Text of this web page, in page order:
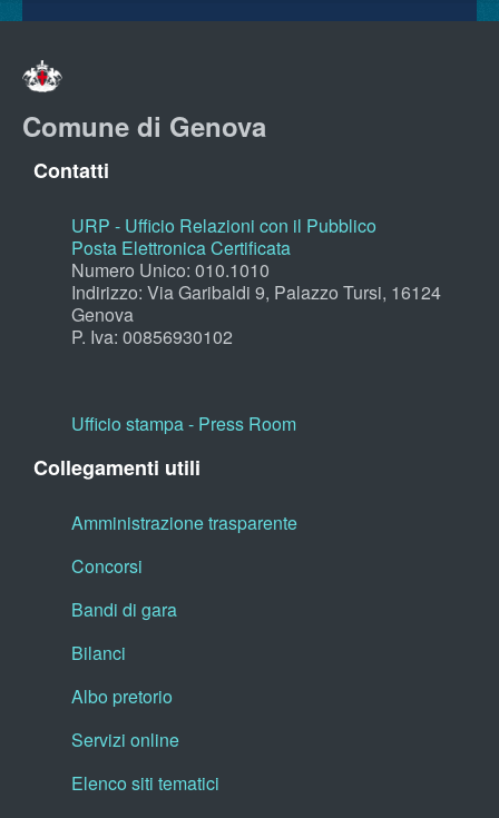
Comune di Genova
Contatti
URP - Ufficio Relazioni con il Pubblico
Posta Elettronica Certificata
Numero Unico: 010.1010
Indirizzo: Via Garibaldi 9, Palazzo Tursi, 16124
Genova
P. Iva: 00856930102
Ufficio stampa - Press Room
Collegamenti utili
Amministrazione trasparente
Concorsi
Bandi di gara
Bilanci
Albo pretorio
Servizi online
Elenco siti tematici